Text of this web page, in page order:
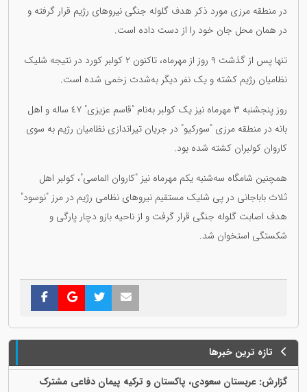
در منطقه مرزی مورد ذکر هدف گلوله جنگی نیروهای رژیم قرار گرفته و
در همان محل جان خود را از دست داده است.
تنها پس از گذشت ٩ روز از مهرماه، تاکنون ٢ کولبر کورد در نتیجه شلیک
نظامیان رژیم کشته و یک نفر دیگر به‌شدت زخمی شده است.
روز پنجشنبه ٣ مهرماه نیز یک کولبر به‌نام "قاسم عزیزی" ٤٧ ساله و اهل
بانه در منطقه مرزی "سورکیو" در جریان تیراندازی نظامیان رژیم به سوی
کاروان کولبران کشته شده بود.
همچنین شامگاه سه‌شنبه یکم مهرماه نیز "کاروان الماسی"، کولبر اهل
ثلاث باباجانی در پی شلیک مستقیم نیروهای نظامی رژیم در مرز "نوسود"
هدف اصابت گلوله جنگی قرار گرفت و از ناحیه بازو دچار پارگی و
شکستگی استخوان شد.
تازه ترین خبرها
گزارش: عربستان سعودی، پاکستان و ترکیه پیمان دفاعی مشترک